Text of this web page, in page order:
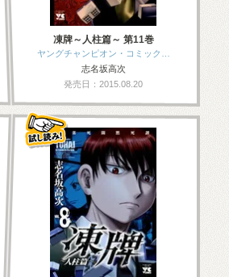
凍牌～人柱篇～ 第11巻
ヤングチャンピオン・コミック…
志名坂高次
発売日：2015.08.20